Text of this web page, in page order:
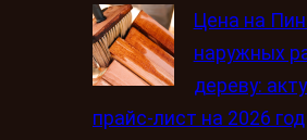
Цена на
наружных
дереву:
прайс-лист на 2026 год